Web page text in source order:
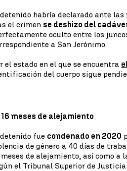
habría declarado ante
el crimense deshizo del
oculto entre los
a San Jerónimo.
el estado en el que se encuentra
del cuerpo sigue
meses de alejamiento
fue condenado en 2020
de género a 40 días de
meses de alejamiento, así como
el Tribunal Superior de